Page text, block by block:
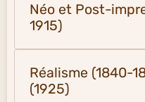
Néo et Post-
1915)
Réalisme (1840-
(1925)